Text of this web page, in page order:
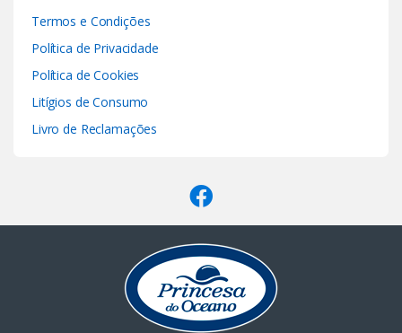
Termos e Condições
Política de Privacidade
Política de Cookies
Litígios de Consumo
Livro de Reclamações